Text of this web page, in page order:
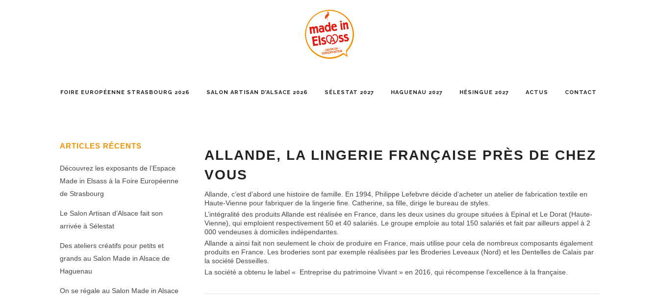
FOIRE EUROPÉENNE STRASBOURG 2026 SALON ARTISAN D’ALSACE 2026 SÉLESTAT 2027 HAGUENAU 2027 HÉSINGUE 2027 ACTUS CONTACT
ARTICLES RÉCENTS
Découvrez les exposants de l’Espace
Made in Elsass à la Foire Européenne
de Strasbourg
Le Salon Artisan d’Alsace fait son
arrivée à Sélestat
Des ateliers créatifs pour petits et
grands au Salon Made in Alsace de
Haguenau
On se régale au Salon Made in Alsace
ALLANDE, LA LINGERIE FRANÇAISE PRÈS DE CHEZ
VOUS
Allande, c’est d’abord une histoire de famille. En 1994, Philippe Lefebvre décide d’acheter un atelier de fabrication textile en
Haute-Vienne pour fabriquer de la lingerie fine. Catherine, sa fille, dirige le bureau de styles.
L’intégralité des produits Allande est réalisée en France, dans les deux usines du groupe situées à Epinal et Le Dorat (Haute-
Vienne), qui emploient respectivement 50 et 40 salariés. Le groupe emploie au total 150 salariés et fait par ailleurs appel à 2
000 vendeuses à domiciles indépendantes.
Allande a ainsi fait non seulement le choix de produire en France, mais utilise pour cela de nombreux composants également
produits en France. Les broderies sont par exemple réalisées par les Broderies Leveaux (Nord) et les Dentelles de Calais par
la société Desseilles.
La société a obtenu le label « Entreprise du patrimoine Vivant » en 2016, qui récompense l’excellence à la française.